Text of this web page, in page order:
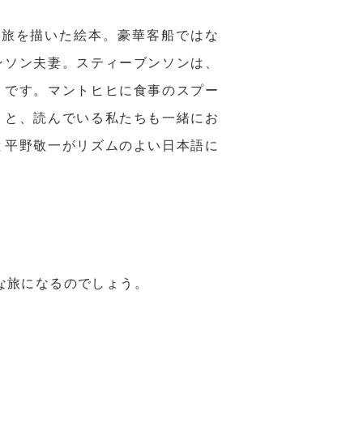
を描いた絵本。豪華客船ではな
ン夫妻。スティーブンソンは、
す。マントヒヒに食事のスプー
、読んでいる私たちも一緒にお
野敬一がリズムのよい日本語に
になるのでしょう。